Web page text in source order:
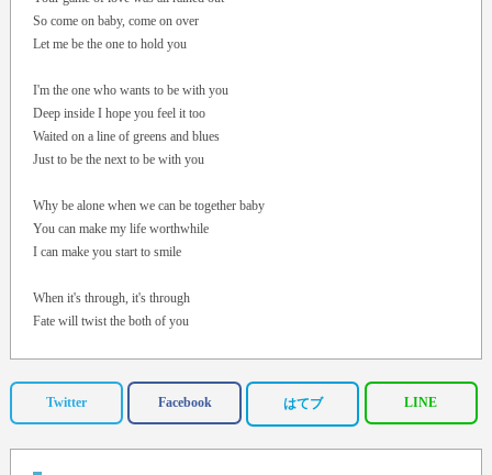
So come on baby, come on over
Let me be the one to hold you
I'm the one who wants to be with you
Deep inside I hope you feel it too
Waited on a line of greens and blues
Just to be the next to be with you
Why be alone when we can be together baby
You can make my life worthwhile
I can make you start to smile
When it's through, it's through
Fate will twist the both of you
Twitter Facebook はてブ LINE